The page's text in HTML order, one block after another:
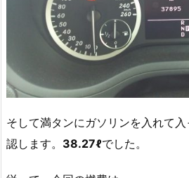
そして満タンにガソリンを入れて
認します。 38.27ℓでした。